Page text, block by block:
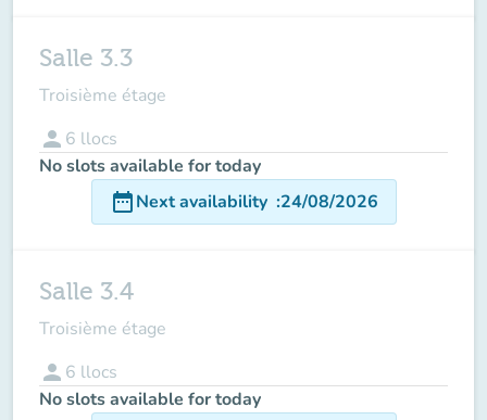
Salle 3.3
Troisième étage
person 6 llocs
No slots available for today
date_rangeNext availability :24/08/2026
Salle 3.4
Troisième étage
person 6 llocs
No slots available for today